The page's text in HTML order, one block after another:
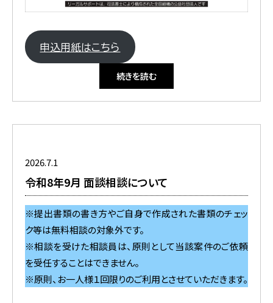
申込用紙はこちら
続きを読む
2026.7.1
令和8年9月 面談相談について
※提出書類の書き方やご自身で作成された書類のチェッ
ク等は無料相談の対象外です。
※相談を受けた相談員は、原則として当該案件のご依頼
を受任することはできません。
※原則、お一人様１回限りのご利用とさせていただきます。